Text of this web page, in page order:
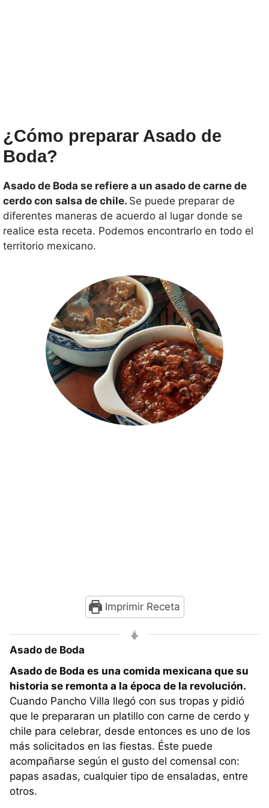
¿Cómo preparar Asado de
Boda?
Asado de Boda se refiere a un asado de carne de
cerdo con salsa de chile. Se puede preparar de
diferentes maneras de acuerdo al lugar donde se
realice esta receta. Podemos encontrarlo en todo el
territorio mexicano.
Imprimir Receta
Asado de Boda
Asado de Boda es una comida mexicana que su
historia se remonta a la época de la revolución.
Cuando Pancho Villa llegó con sus tropas y pidió
que le prepararan un platillo con carne de cerdo y
chile para celebrar, desde entonces es uno de los
más solicitados en las fiestas. Éste puede
acompañarse según el gusto del comensal con:
papas asadas, cualquier tipo de ensaladas, entre
otros.